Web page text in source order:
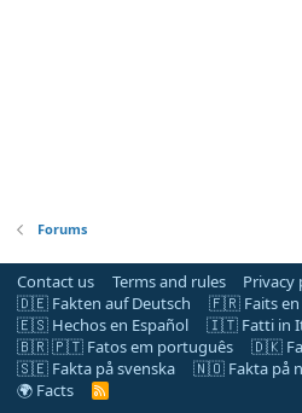
Forums
Contact us Terms and rules Privacy
🇩🇪 Fakten auf Deutsch
🇫🇷 Faits en
🇪🇸 Hechos en Español
🇮🇹 Fatti in
🇧🇷 🇵🇹 Fatos em português
🇩🇰
🇸🇪 Fakta på svenska
🇳🇴 Fakta på
🌍 Facts
R